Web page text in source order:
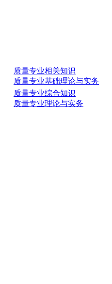
质量专业相关知识
质量专业基础理论与实务
质量专业综合知识
质量专业理论与实务